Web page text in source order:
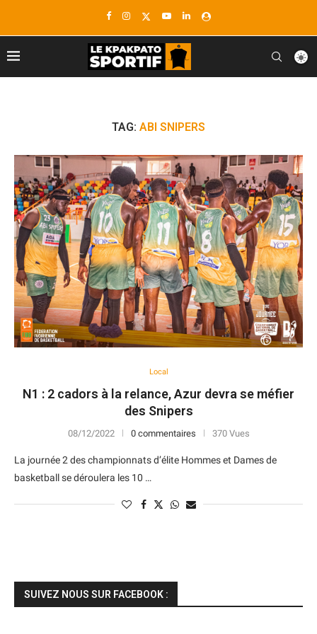
TAG: ABI SNIPERS
Local
N1 : 2 cadors à la relance, Azur devra se méfier
des Snipers
08/12/2022 0 commentaires 370 Vues
La journée 2 des championnats d’élite Hommes et Dames de
basketball se déroulera les 10 …
SUIVEZ NOUS SUR FACEBOOK :